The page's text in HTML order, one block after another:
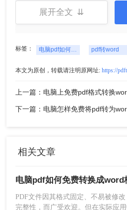
现格式轻微变化的情况。
1、打开在线pdf转word：
展开全文 ⇊
标签： 电脑pdf如何免费转换成word格式 pdf转word
本文为原创，转载请注明原网址: https://
下一篇：电脑怎样免费将pdf转为
相关文章
PDF文件因其格式固定、不易被修
完整性，而广受欢迎。但在实际应用